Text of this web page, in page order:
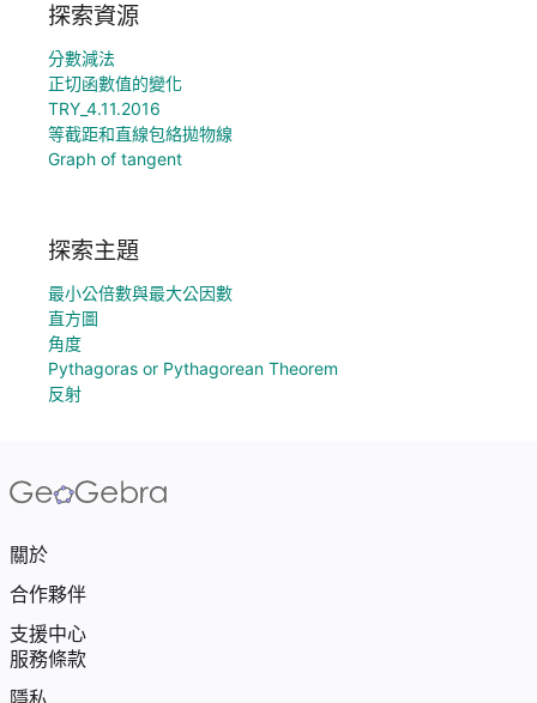
探索資源
分數減法
正切函數值的變化
TRY_4.11.2016
等截距和直線包絡拋物線
Graph of tangent
探索主題
最小公倍數與最大公因數
直方圖
角度
Pythagoras or Pythagorean Theorem
反射
關於
合作夥伴
支援中心
服務條款
隱私